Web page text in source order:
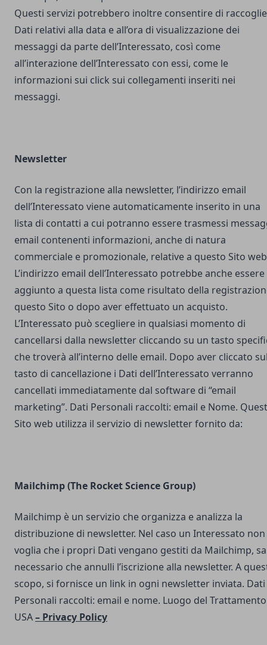
Questi servizi potrebbero inoltre consentire di
Dati relativi alla data e all’ora di visualizzazione dei
messaggi da parte dell’Interessato, così come
all’interazione dell’Interessato con essi, come le
informazioni sui click sui collegamenti inseriti nei
messaggi.
Newsletter
Con la registrazione alla newsletter, l’indirizzo email
dell’Interessato viene automaticamente inserito in una
lista di contatti a cui potranno essere trasmessi
email contenenti informazioni, anche di natura
commerciale e promozionale, relative a questo Sito
L’indirizzo email dell’Interessato potrebbe anche essere
aggiunto a questa lista come risultato della
questo Sito o dopo aver effettuato un acquisto.
L’Interessato può scegliere in qualsiasi momento di
cancellarsi dalla newsletter cliccando su un tasto
che troverà all’interno delle email. Dopo aver cliccato
tasto di cancellazione i Dati dell’Interessato verranno
cancellati immediatamente dal software di “email
marketing”. Dati Personali raccolti: email e Nome.
Sito web utilizza il servizio di newsletter fornito da:
Mailchimp (The Rocket Science Group)
Mailchimp è un servizio che organizza e analizza la
distribuzione di newsletter. Nel caso un Interessato non
voglia che i propri Dati vengano gestiti da Mailchimp,
necessario che annulli l’iscrizione alla newsletter. A
scopo, si fornisce un link in ogni newsletter inviata. Dati
Personali raccolti: email e nome. Luogo del
USA– Privacy Policy